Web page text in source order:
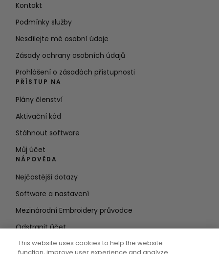
Kontakt
Podmínky služby
Nesdílejte mé osobní údaje
Zásady ochrany osobních údajů
Prohlášení o zásadách přístupnosti
PŘÍSTUP NA
Plány členství
Aktivační kód
Stáhnout software
Můj účet
NÁPOVĚDA
Nejčastější dotazy
Software a nastavení
Mezinárodní Embroidery průvodce
Odstranit účet
This website uses cookies to help the website